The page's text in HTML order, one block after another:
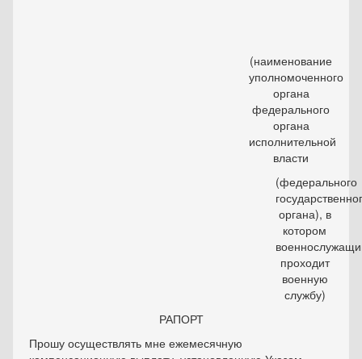
(наименование
уполномоченного
органа
федерального
органа
исполнительной
власти
(федерального
органа), в
котором
проходит
военную
службу)
РАПОРТ
Прошу осуществлять мне ежемесячную